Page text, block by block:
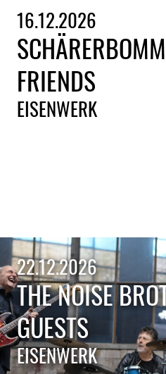
16.12.2026
FRIENDS
EISENWERK
22.12.2026
THE NOISE
GUESTS
EISENWERK